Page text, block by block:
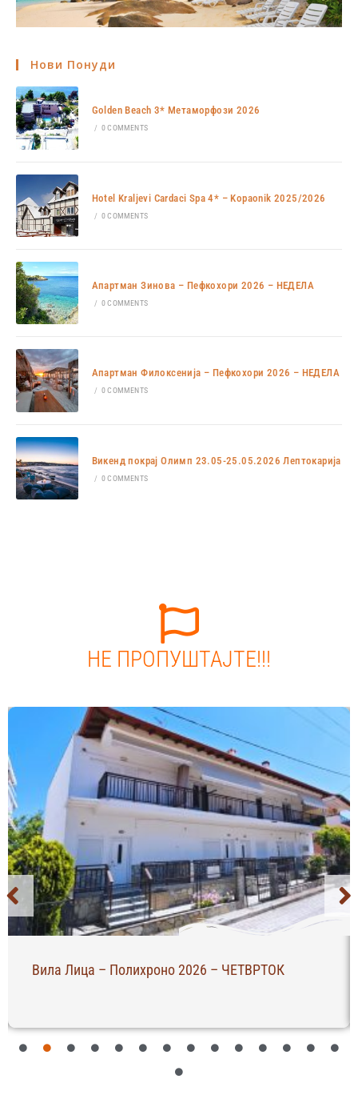
Нови Понуди
Golden Beach 3* Метаморфози 2026
/ 0 COMMENTS
Hotel Kraljevi Cardaci Spa 4* – Kopaonik 2025/2026
/ 0 COMMENTS
Апартман Зинова – Пефкохори 2026 – НЕДЕЛА
/ 0 COMMENTS
Апартман Филоксенија – Пефкохори 2026 – НЕДЕЛА
/ 0 COMMENTS
Викенд покрај Олимп 23.05-25.05.2026 Лептокарија
/ 0 COMMENTS
НЕ ПРОПУШТАЈТЕ!!!
Вила Лица – Полихроно 2026 – ЧЕТВРТОК